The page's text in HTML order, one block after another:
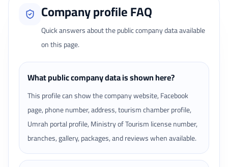
Company profile FAQ
Quick answers about the public company data available
on this page.
What public company data is shown here?
This profile can show the company website, Facebook
page, phone number, address, tourism chamber profile,
Umrah portal profile, Ministry of Tourism license number,
branches, gallery, packages, and reviews when available.